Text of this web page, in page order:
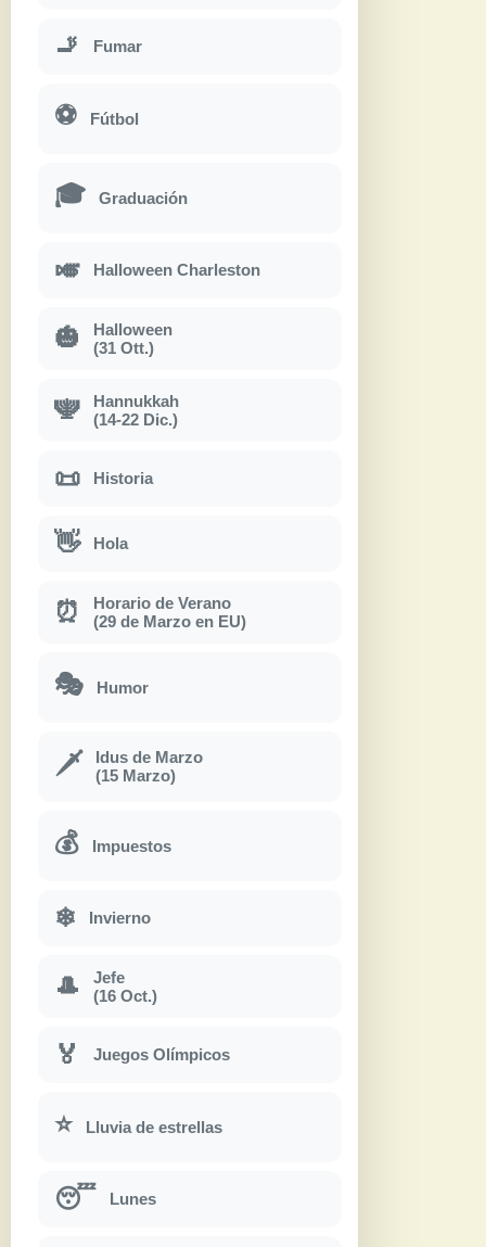
🚬 Fumar
⚽ Fútbol
🎓 Graduación
🎺 Halloween Charleston
🎃
Halloween
(31 Ott.)
🕎
Hannukkah
(14-22 Dic.)
📜 Historia
👋 Hola
⏰
Horario de Verano
(29 de Marzo en EU)
🎭 Humor
🗡
Idus de Marzo
(15 Marzo)
💰 Impuestos
❄ Invierno
🎩
Jefe
(16 Oct.)
🏅 Juegos Olímpicos
⭐ Lluvia de estrellas
😴 Lunes